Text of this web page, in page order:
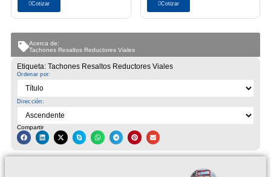
Etiqueta: Tachones Resaltos Reductores Viales
Ordenar por:
Dirección:
Compartir
Acerca de:
Tachones Resaltos Reductores Viales
Cotizar Cotizar